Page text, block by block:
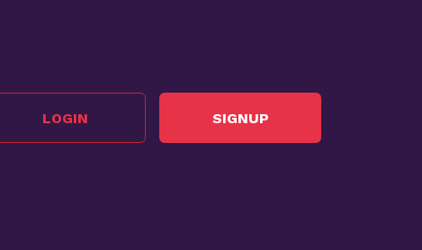
LOGIN SIGNUP